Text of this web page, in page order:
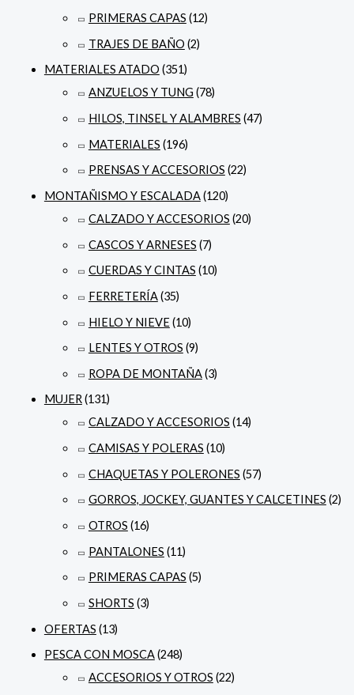
PRIMERAS CAPAS (12)
TRAJES DE BAÑO (2)
MATERIALES ATADO (351)
ANZUELOS Y TUNG (78)
HILOS, TINSEL Y ALAMBRES (47)
MATERIALES (196)
PRENSAS Y ACCESORIOS (22)
MONTAÑISMO Y ESCALADA(120)
CALZADO Y ACCESORIOS (20)
CASCOS Y ARNESES (7)
CUERDAS Y CINTAS (10)
FERRETERÍA(35)
HIELO Y NIEVE(10)
LENTES Y OTROS (9)
ROPA DE MONTAÑA(3)
MUJER(131)
CALZADO Y ACCESORIOS (14)
CAMISAS Y POLERAS (10)
CHAQUETAS Y POLERONES (57)
GORROS, JOCKEY, GUANTES Y CALCETINES (2)
OTROS (16)
PANTALONES (11)
PRIMERAS CAPAS (5)
SHORTS (3)
OFERTAS (13)
PESCA CON MOSCA(248)
ACCESORIOS Y OTROS (22)